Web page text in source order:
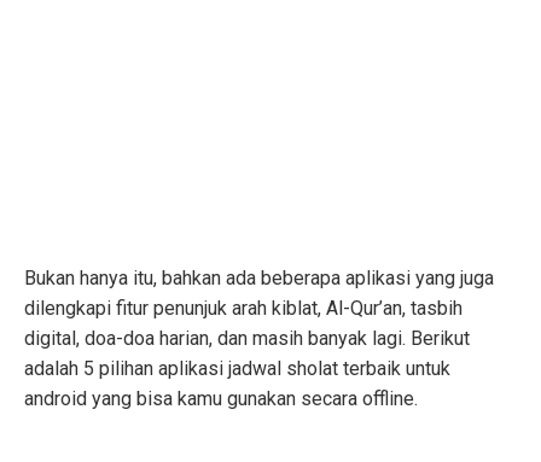
Bukan hanya itu, bahkan ada beberapa aplikasi yang juga
dilengkapi fitur penunjuk arah kiblat, Al-Qur’an, tasbih
digital, doa-doa harian, dan masih banyak lagi. Berikut
adalah 5 pilihan aplikasi jadwal sholat terbaik untuk
android yang bisa kamu gunakan secara offline.